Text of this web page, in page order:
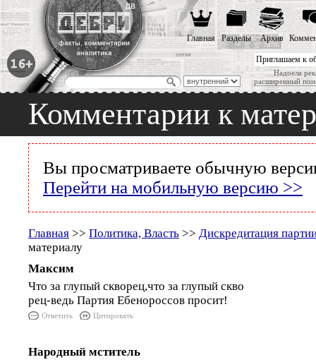
Приглашаем к
Надоела
расширенный
Главная Разделы Архив
Комментарии к
Вы просматриваете обычную
Перейти на мобильную версию >>
Главная >> Политика, Власть >> Дискредитация
материалу
Максим
Что за глупый скворец,что за глупый скво
рец-ведь Партия Ебенороссов просит!
Ответить Цитировать
Народный мститель